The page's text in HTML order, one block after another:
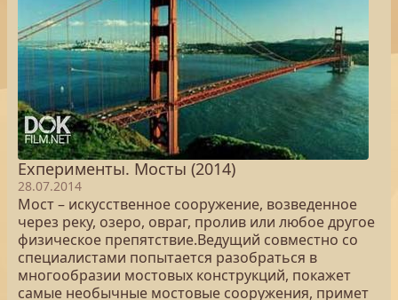
Exперименты. Мосты (2014)
28.07.2014
Мост – искусственное сооружение, возведенное
через реку, озеро, овраг, пролив или любое другое
физическое препятствие.Ведущий совместно со
специалистами попытается разобраться в
многообразии мостовых конструкций, покажет
самые необычные мостовые сооружения, примет